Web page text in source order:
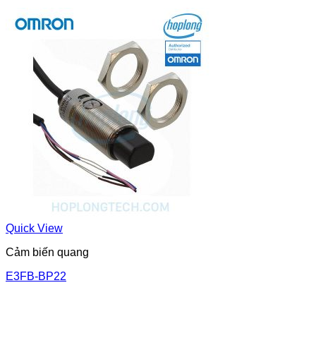
Quick View
Cảm biến quang
E3FB-BP22